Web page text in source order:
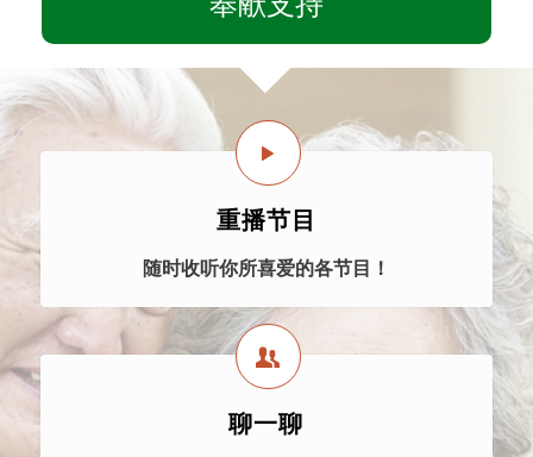
重播节目
随时收听你所喜爱的各节目！
聊一聊